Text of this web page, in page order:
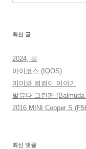
색:
최신 글
2024, 봄
아이코스 (IQOS)
미미와 컴컴이 이야기
발뮤다 그린팬 (Balmuda
2016 MINI Cooper S
최신 댓글